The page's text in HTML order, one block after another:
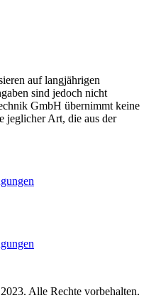
auf langjährigen
sind jedoch nicht
GmbH übernimmt keine
jeglicher Art, die aus der
Alle Rechte vorbehalten.